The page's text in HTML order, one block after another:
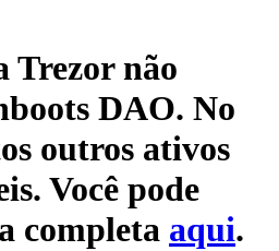
Trezor não
DAO. No
outros ativos
Você pode
completa aqui.